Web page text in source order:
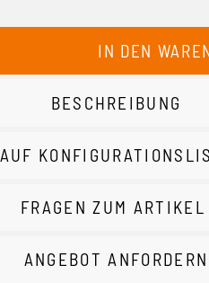
gewünschten Wert ein
IN DEN
BESCHREIBUNG
AUF
FRAGEN ZUM ARTIKEL
ANGEBOT ANFORDERN